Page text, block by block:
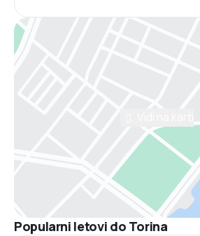
Popularni letovi do Torina